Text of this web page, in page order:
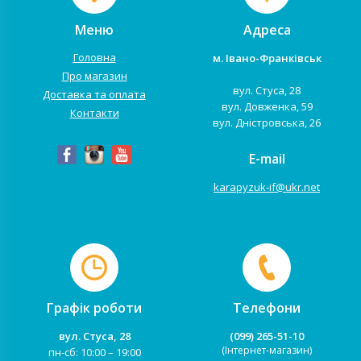
Меню
Головна
Про магазин
Доставка та оплата
Контакти
Адреса
м. Івано-Франківськ
вул. Стуса, 28
вул. Довженка, 59
вул. Дністровська, 26
E-mail
karapyzuk-if@ukr.net
Графік роботи
вул. Стуса, 28
пн-сб: 10:00 – 19:00
Телефони
(099) 265-51-10
(Інтернет-магазин)